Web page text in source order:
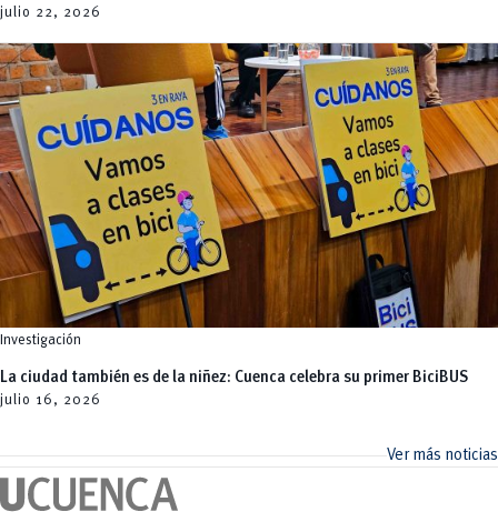
julio 22, 2026
julio 16, 2026
Investigación
La ciudad también es de la niñez: Cuenca celebra su primer BiciBUS
Ver más noticias